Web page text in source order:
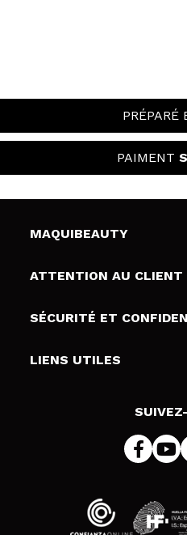
PRÉPARÉ
PAIMENT
MAQUIBEAUTY
Qui sommes nous
Cartes-cadeaux
ATTENTION AU CLIENT
Livraison & retour
Modes de paiement
SÉCURITÉ ET
Conditions et
LIENS UTILES